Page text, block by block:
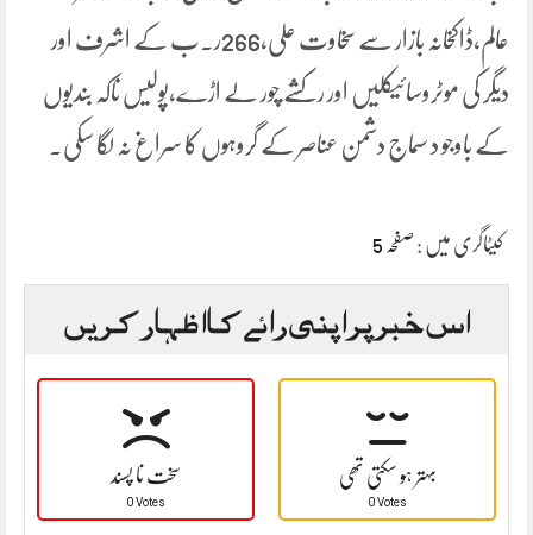
عالم،ڈاکخانہ بازار سے سخاوت علی،266ر۔ب کے اشرف اور
دیگر کی موٹروسائیکلیں اور رکشے چور لے اڑے،پولیس ناکہ بندیوں
کے باوجو د سماج دشمن عناصر کے گروہوں کا سراغ نہ لگا سکی۔
کیٹاگری میں : صفحہ 5
اس خبر پر اپنی رائے کا اظہار کریں
سخت نا پسند
0 Votes
بہتر ہو سکتی تھی
0 Votes